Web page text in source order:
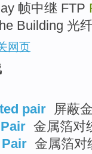
帧中继 FTP
Building 光
网页
pair
屏蔽
金属箔对
金属箔对